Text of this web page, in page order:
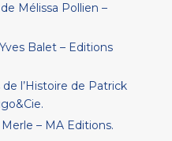
Mélissa Pollien –
Balet – Editions
l’Histoire de Patrick
– MA Editions.